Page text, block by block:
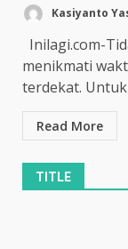
Kasiyanto
Inilagi.com-
menikmati
terdekat.
Read More
TITLE